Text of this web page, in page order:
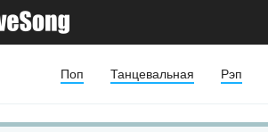
Поп Танцевальная Рэп